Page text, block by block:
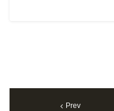
Prev